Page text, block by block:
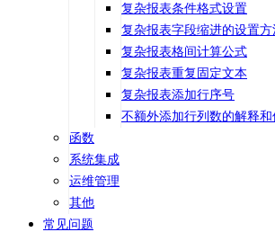
复杂报表条件格式设置
复杂报表字段缩进的设置方
复杂报表格间计算公式
复杂报表重复固定文本
复杂报表添加行序号
不额外添加行列数的解释
函数
系统集成
运维管理
其他
常见问题